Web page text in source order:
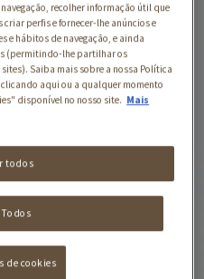
Molho são
com vaca,
e outros
num
para
gato o
rico e
as
com
recolher informação útil que
perfis e fornecer-lhe anúncios e
e hábitos de navegação, e ainda
(permitindo-lhe partilhar os
Saiba mais sobre a nossa Política
aqui ou a qualquer momento
disponível no nosso site. Mais
todos
de cookies